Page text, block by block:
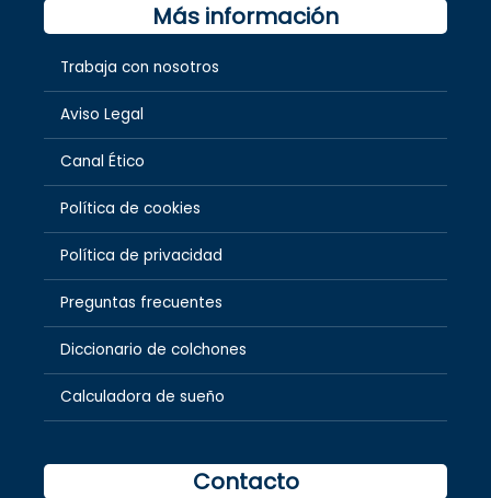
Más información
Trabaja con nosotros
Aviso Legal
Canal Ético
Política de cookies
Política de privacidad
Preguntas frecuentes
Diccionario de colchones
Calculadora de sueño
Contacto